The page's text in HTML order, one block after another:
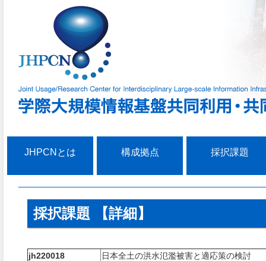
JHPCNとは 構成拠点 採択課題
採択課題 【詳細】
jh220018 日本全土の洪水氾濫被害と適応策の検討